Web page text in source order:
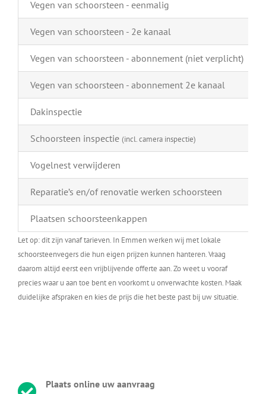
Vegen van schoorsteen - eenmalig
Vegen van schoorsteen - 2e kanaal
Vegen van schoorsteen - abonnement (niet verplicht)
Vegen van schoorsteen - abonnement 2e kanaal
Dakinspectie
Schoorsteen inspectie (incl. camera inspectie)
Vogelnest verwijderen
Reparatie’s en/of renovatie werken schoorsteen
Plaatsen schoorsteenkappen
Let op: dit zijn vanaf tarieven. In Emmen werken wij met lokale
schoorsteenvegers die hun eigen prijzen kunnen hanteren. Vraag
daarom altijd eerst een vrijblijvende offerte aan. Zo weet u vooraf
precies waar u aan toe bent en voorkomt u onverwachte kosten. Maak
duidelijke afspraken en kies de prijs die het beste past bij uw situatie.
Plaats online uw aanvraag